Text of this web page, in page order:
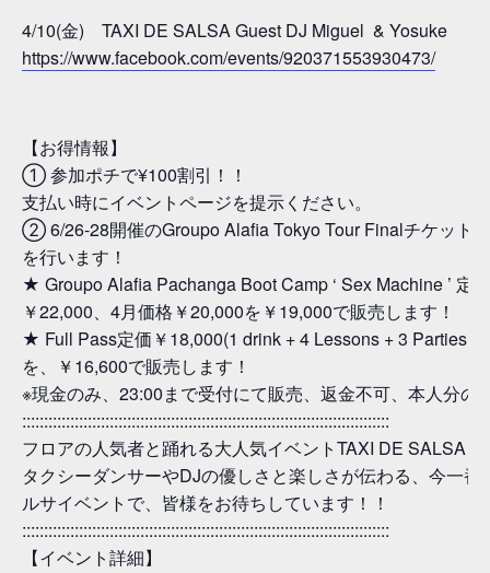
4/10(金) TAXI DE SALSA Guest DJ Miguel & Yosuke
https://www.facebook.com/events/920371553930473/
【お得情報】
① 参加ポチで¥100割引！！
支払い時にイベントページを提示ください。
② 6/26-28開催のGroupo Alafia Tokyo Tour Finalチケット
を行います！
★ Groupo Alafia Pachanga Boot Camp ‘ Sex Machine ’ 定価
￥22,000、4月価格￥20,000を￥19,000で販売します！
★ Full Pass定価￥18,000(1 drink + 4 Lessons + 3 Parties +
を、￥16,600で販売します！
※現金のみ、23:00まで受付にて販売、返金不可、本人分の
::::::::::::::::::::::::::::::::::::::::::::::::::::::::::::::::::::::::::::::::::::
フロアの人気者と踊れる大人気イベントTAXI DE SALSA！
タクシーダンサーやDJの優しさと楽しさが伝わる、今一番
ルサイベントで、皆様をお待ちしています！！
::::::::::::::::::::::::::::::::::::::::::::::::::::::::::::::::::::::::::::::::::::
【イベント詳細】